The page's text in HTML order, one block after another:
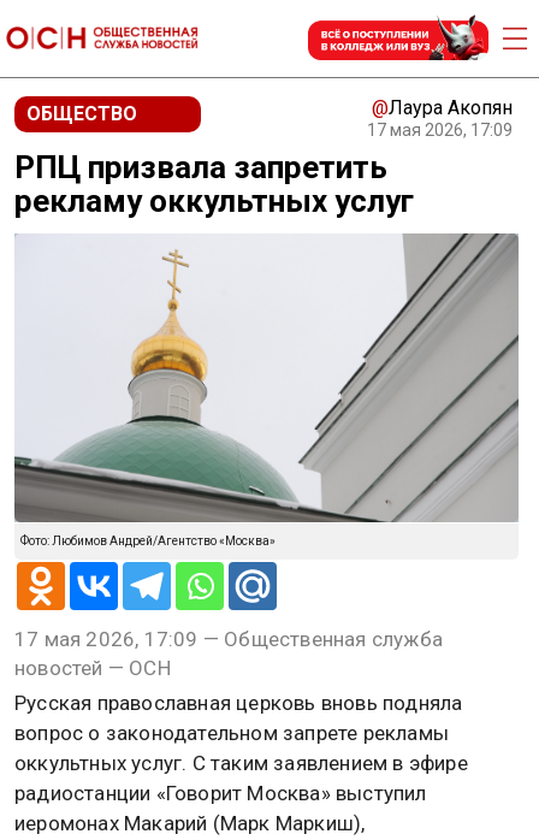
ОБЩЕСТВО @Лаура Акопян
17 мая 2026, 17:09
РПЦ призвала запретить
рекламу оккультных услуг
Фото: Любимов Андрей/Агентство «Москва»
17 мая 2026, 17:09 — Общественная служба
новостей — ОСН
Русская православная церковь вновь подняла
вопрос о законодательном запрете рекламы
оккультных услуг. С таким заявлением в эфире
радиостанции «Говорит Москва» выступил
иеромонах Макарий (Марк Маркиш),